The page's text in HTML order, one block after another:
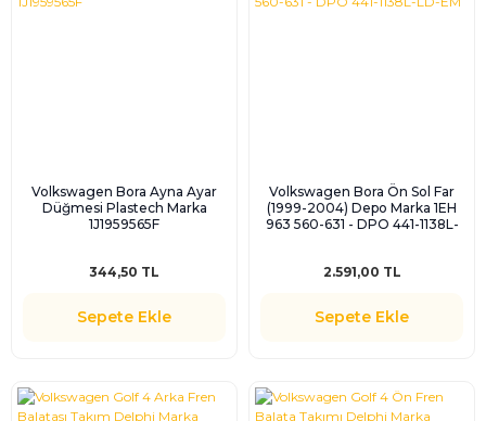
Volkswagen Bora Ayna Ayar
Düğmesi Plastech Marka
1J1959565F
344,50 TL
Sepete Ekle
Volkswagen Bora Ön Sol Far
(1999-2004) Depo Marka 1EH
963 560-631 - DPO 441-1138L-
2.591,00 TL
Sepete Ekle